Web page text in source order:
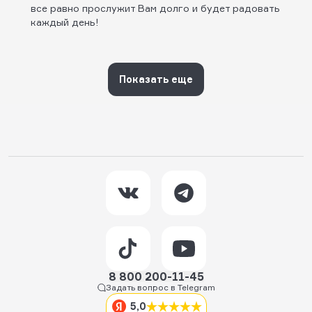
все равно прослужит Вам долго и будет радовать
каждый день!
Показать еще
8 800 200-11-45
Задать вопрос в Telegram
5,0